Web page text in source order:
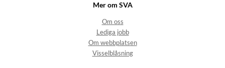
Mer om SVA
Om oss
Lediga jobb
Om webbplatsen
Visselblåsning